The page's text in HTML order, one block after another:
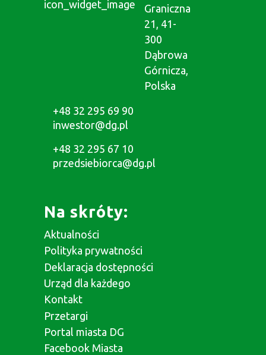
Graniczna
21, 41-
300
Dąbrowa
Górnicza,
Polska
+48 32 295 69 90
inwestor@dg.pl
+48 32 295 67 10
przedsiebiorca@dg.pl
Na skróty:
Aktualności
Polityka prywatności
Deklaracja dostępności
Urząd dla każdego
Kontakt
Przetargi
Portal miasta DG
Facebook Miasta